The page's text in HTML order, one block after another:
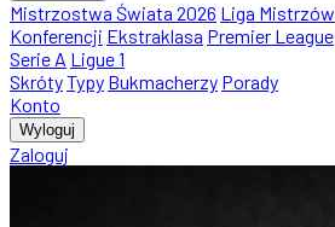
Mistrzostwa Świata 2026 Liga Mistrzów
Konferencji Ekstraklasa Premier League
Serie A Ligue 1
SkrótyTypy Bukmacherzy Porady
Konto
Wyloguj
Zaloguj